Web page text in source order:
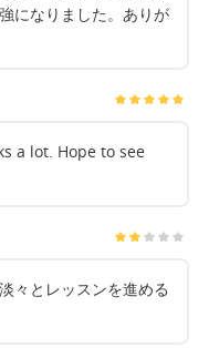
になりました。ありが
a lot. Hope to see
々とレッスンを進める